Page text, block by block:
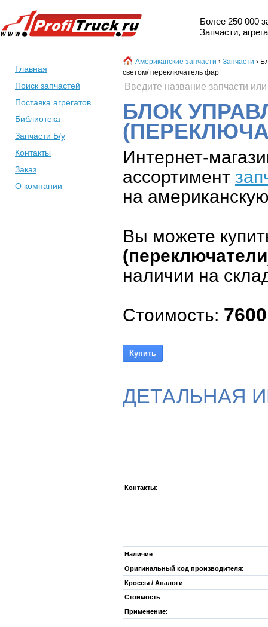
Более 250 000
Запчасти,
Главная
Поиск запчастей
Поставка агрегатов
Библиотека
Запчасти Б/у
Контакты
Заказ
О компании
Американские запчасти › Запчасти ›
светом/ переключатель фар
БЛОК
Интернет-
ассортимент
на
Вы можете
наличии на
Стоимость: 7600
ДЕТАЛЬНАЯ
Контакты:
Наличие:
Оригинальный код производителя:
Кроссы / Аналоги:
Стоимость:
Применение: